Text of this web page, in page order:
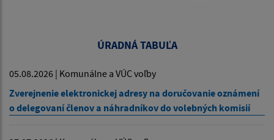
ÚRADNÁ TABUĽA
05.08.2026 | Komunálne a VÚC voľby
Zverejnenie elektronickej adresy na doručovanie oznámení
o delegovaní členov a náhradníkov do volebných komisií